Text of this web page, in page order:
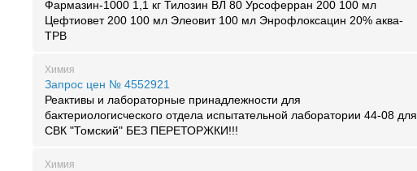
Фармазин-1000 1,1 кг Тилозин ВЛ 80 Урсоферран 200 100 мл
Цефтиовет 200 100 мл Элеовит 100 мл Энрофлоксацин 20% аква-
ТРВ
Химия
Запрос цен № 4552921
Реактивы и лабораторные принадлежности для
бактериологисческого отдела испытательной лаборатории 44-08 для
СВК "Томский" БЕЗ ПЕРЕТОРЖКИ!!!
Химия